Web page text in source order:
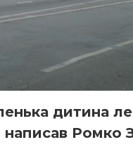
дитина
написав